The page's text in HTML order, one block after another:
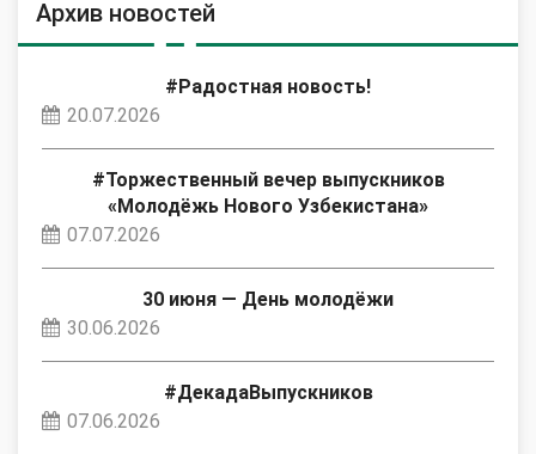
Архив новостей
#Радостная новость!
20.07.2026
#Торжественный вечер выпускников
«Молодёжь Нового Узбекистана»
07.07.2026
30 июня — День молодёжи
30.06.2026
#ДекадаВыпускников
07.06.2026